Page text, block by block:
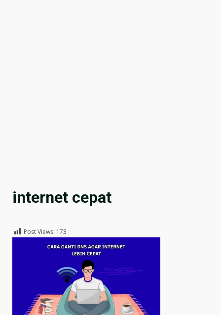
internet cepat
Post Views: 173